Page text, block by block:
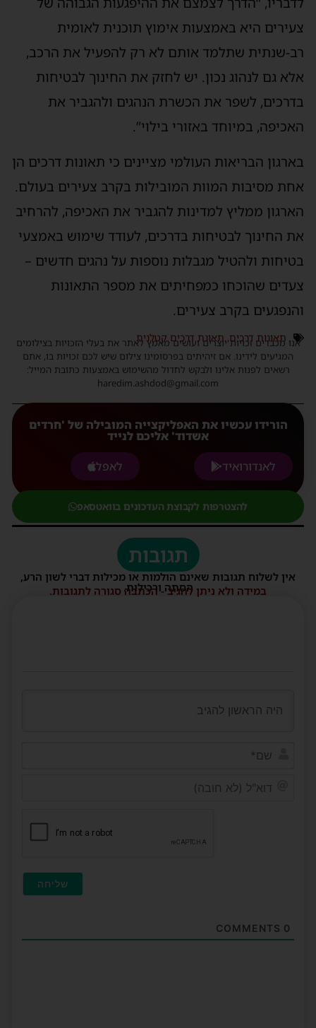
צעירים היא באמצעות אימוץ תוכנית לאומית
רב-שנתית שתלמד אותם לא רק להפעיל את הרכב,
אלא גם לנהוג נכון. יש לחזק את החינוך לבטיחות
בדרכים, לשפר את הכשרת הנהגים ולהגביר את
האכיפה, במיוחד באזורי בילוי”.
בארגון הבריאות העולמי מציינים כי תאונות דרכים הן
אחת מסיבות המוות המובילות בקרב צעירים בעולם.
הארגון ממליץ למדינות להגביר את האכיפה, להרחיב
את החינוך לבטיחות בדרכים, לעודד שימוש באמצעי
בטיחות ולהטיל מגבלות נוספות על נהגים חדשים –
צעדים שהוכחו כמפחיתים את מספר התאונות
והנפגעים בקרב צעירים.
תאונות דרכים,תאונת דרכים קטלנית
אנו מכבדים זכויות יוצרים ועושים מאמץ לאתר את בעלי הזכויות בצילומים
המגיעים לידינו. אם זיהיתים בפרסומינו צילום שיש לכם זכויות בו, אתם
רשאים לפנות אלינו ולבקש לחדול מהשימוש באמצעות כתובת המייל:
haredim.ashdod@gmail.com
הורידו עכשיו את האפליקצייה המובילה של 'חרדים
אשדוד' אליכם לנייד
לאנדורואיד
לאפל
להצטרפות לקבוצת העדכונים בוואטסאפ
תגובות
אין לשלוח תגובות שאינם הולמות או מכילות דברי לשון הרע,
הסתה ורכילות.
במידה ולא ניתן להגיב - הכתבה סגורה לתגובות.
0